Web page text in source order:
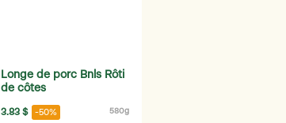
Longe de porc Bnls Rôti
de côtes
3.83 $ -50% 580g